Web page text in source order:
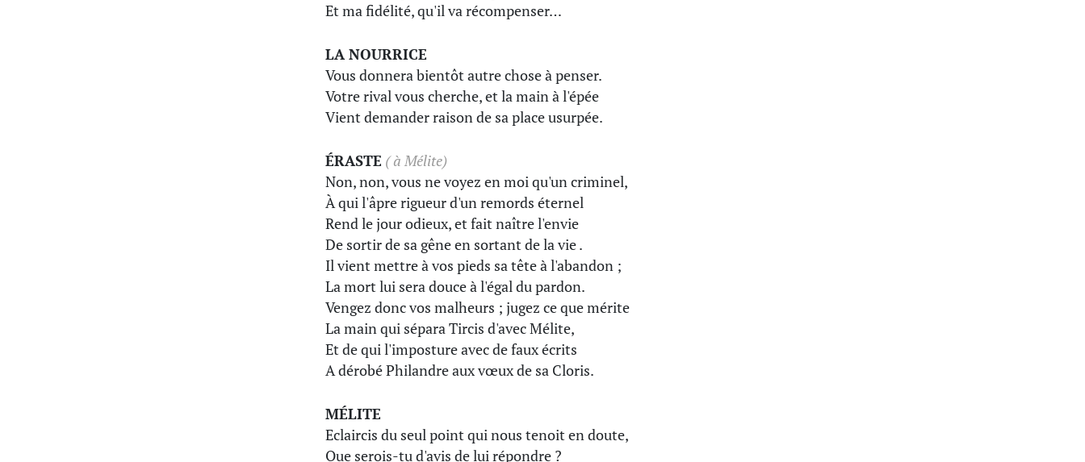
Et ma fidélité, qu'il va récompenser…
LA NOURRICE
Vous donnera bientôt autre chose à penser.
Votre rival vous cherche, et la main à l'épée
Vient demander raison de sa place usurpée.
ÉRASTE ( à Mélite)
Non, non, vous ne voyez en moi qu'un criminel,
À qui l'âpre rigueur d'un remords éternel
Rend le jour odieux, et fait naître l'envie
De sortir de sa gêne en sortant de la vie .
Il vient mettre à vos pieds sa tête à l'abandon ;
La mort lui sera douce à l'égal du pardon.
Vengez donc vos malheurs ; jugez ce que mérite
La main qui sépara Tircis d'avec Mélite,
Et de qui l'imposture avec de faux écrits
A dérobé Philandre aux vœux de sa Cloris.
MÉLITE
Eclaircis du seul point qui nous tenoit en doute,
Que serois-tu d'avis de lui répondre ?